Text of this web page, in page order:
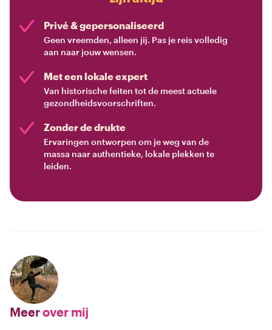
Privé & gepersonaliseerd
Geen vreemden, alleen jij. Pas je reis volledig
aan naar jouw wensen.
Met een lokale expert
Van historische feiten tot de meest actuele
gezondheidsvoorschriften.
Zonder de drukte
Ervaringen ontworpen om je weg van de
massa naar authentieke, lokale plekken te
leiden.
Meerover mij